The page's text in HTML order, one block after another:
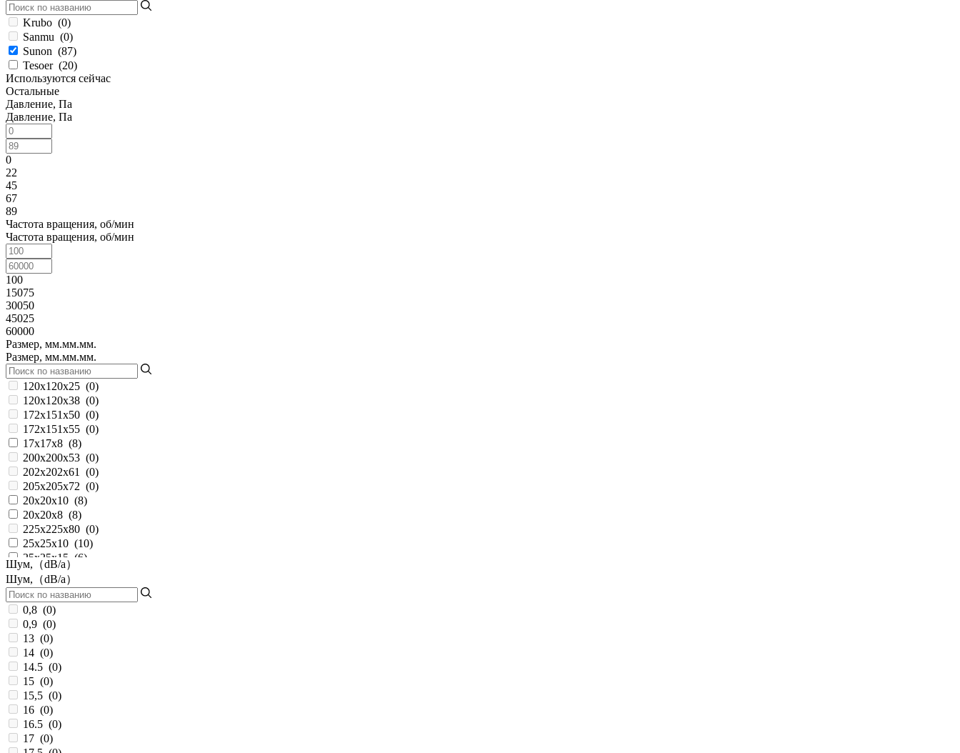
Krubo (0)
Sanmu (0)
Sunon (87)
Tesoer (20)
Используются сейчас
Остальные
Давление, Па
Давление, Па
0
22
45
67
89
Частота вращения, об/мин
Частота вращения, об/мин
100
15075
30050
45025
60000
Размер, мм.мм.мм.
Размер, мм.мм.мм.
120x120x25 (0)
120x120x38 (0)
172x151x50 (0)
172x151x55 (0)
17x17x8 (8)
200x200x53 (0)
202x202x61
(0)
205x205x72 (0)
20x20x10 (8)
20x20x8 (8)
225x225x80 (0)
25x25x10 (10)
25x25x15 (6)
25x25x6(
25х25х10(0)
280x280x80(0)
30x30x10
30x30x15
30x30x6
30х30х10
350x128
35x35x10
35x35x6
38x38x20
38x38x28
40x40x10
Шум,（dB/a）
Шум,（dB/a）
0,8 (0)
0,9 (0)
13 (0)
14 (0)
14.5 (0)
15 (0)
15,5 (0)
16 (0)
16.5 (0)
17 (0)